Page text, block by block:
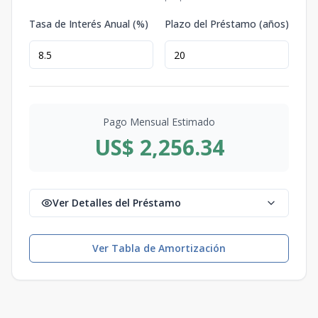
Tasa de Interés Anual (%) Plazo del Préstamo (años)
Pago Mensual Estimado
US$ 2,256.34
Ver Detalles del Préstamo
Ver Tabla de Amortización